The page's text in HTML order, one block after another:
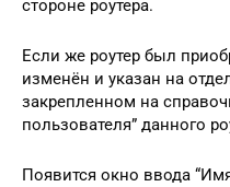
стороне роутера.
Если же роутер был
изменён и указан на
закрепленном на
пользователя” данного
Появится окно ввода